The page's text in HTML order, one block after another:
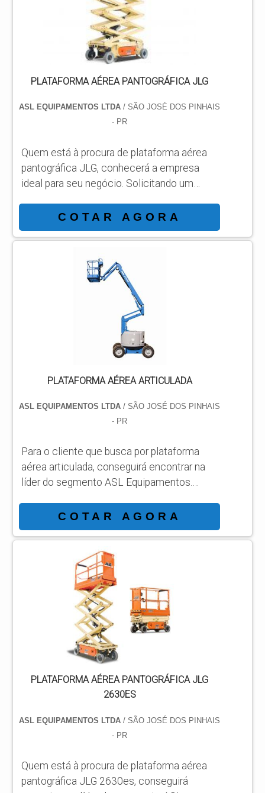
PLATAFORMAS AÉREAS Plataforma
articulada GTZZ18J; Plataforma telecópica
GTBZ27; Plataforma tesoura GTJZ10;
Plataforma articulada GT...
PLATAFORMA AÉREA PANTOGRÁFICA JLG
ASL EQUIPAMENTOS LTDA/ SÃO JOSÉ DOS PINHAIS
- PR
Quem está à procura de plataforma aérea
pantográfica JLG, conhecerá a empresa
ideal para seu negócio. Solicitando um
e achando a líder em qualidade. Quando a
busca é por plataforma aérea pantográfica
JLG, com os melhores profissionais da ASL
Equipamentos encontrará precisão com
qualidade e rapidez no atendimento.
DETALHES SOBRE PLATAFORMA AÉREA
COTAR AGORA
PLATAFORMA AÉREA ARTICULADA
ASL EQUIPAMENTOS LTDA/ SÃO JOSÉ DOS PINHAIS
- PR
Para o cliente que busca por plataforma
aérea articulada, conseguirá encontrar na
líder do segmento ASL Equipamentos.
própria empresa e achando a líder em
qualidade. INFORMAÇÕES SOBRE
PLATAFORMA AÉREA ARTICULADA Quem
pesquisa na internet por plataforma aérea
articulada em uma companhia inovadora,
chega até a ASL Equipamentos.
Especializada em plataformas elevatórias
móveis de trabalho e plataformas...
COTAR AGORA
PLATAFORMA AÉREA PANTOGRÁFICA JLG
2630ES
ASL EQUIPAMENTOS LTDA/ SÃO JOSÉ DOS PINHAIS
- PR
Quem está à procura de plataforma aérea
pantográfica JLG 2630es, conseguirá